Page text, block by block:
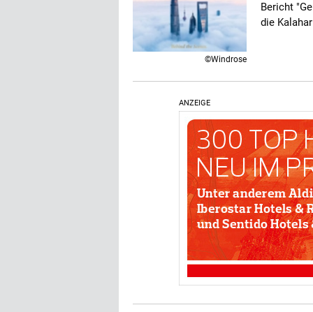
©Windrose
Bericht
die
ANZEIGE